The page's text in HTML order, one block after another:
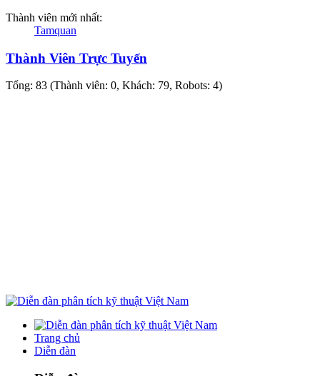
Thành viên mới nhất:
Tamquan
Thành Viên Trực Tuyến
Tổng: 83 (Thành viên: 0, Khách: 79, Robots: 4)
Trang chủ
Diễn đàn